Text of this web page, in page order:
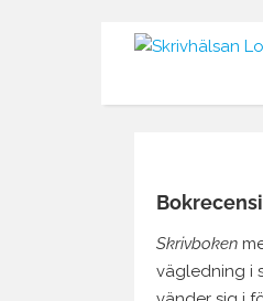
större
Skrivboken
vägledning i